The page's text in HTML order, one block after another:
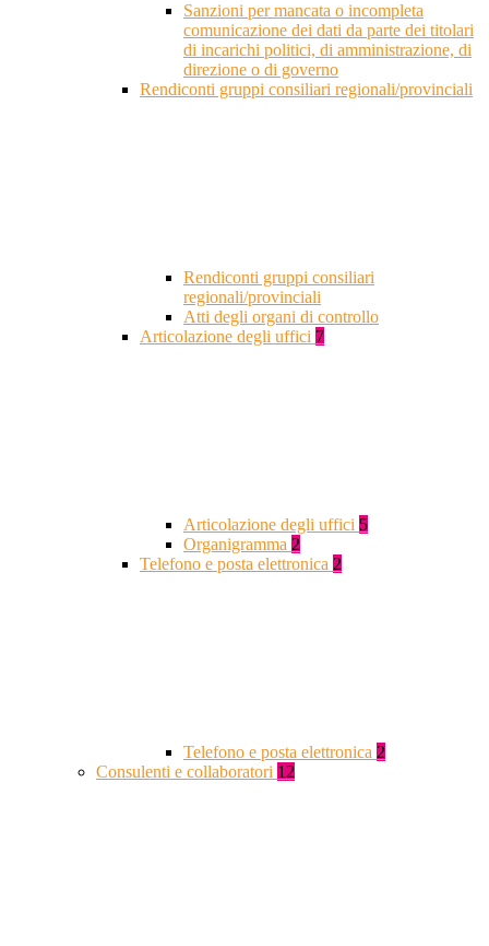
Sanzioni per mancata o incompleta
comunicazione dei dati da parte dei titolari
di incarichi politici, di amministrazione, di
direzione o di governo
Rendiconti gruppi consiliari regionali/provinciali
Rendiconti gruppi consiliari
regionali/provinciali
Atti degli organi di controllo
Articolazione degli uffici 7
Articolazione degli uffici 5
Organigramma 2
Telefono e posta elettronica 2
Telefono e posta elettronica 2
Consulenti e collaboratori 12